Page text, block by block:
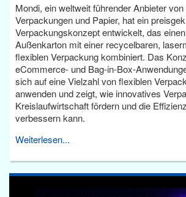
Mondi, ein weltweit führender Anbieter
Verpackungen und Papier, hat ein
Verpackungskonzept entwickelt, das
Außenkarton mit einer recycelbaren,
flexiblen Verpackung kombiniert. Das
eCommerce- und Bag-in-Box-
sich auf eine Vielzahl von flexiblen
anwenden und zeigt, wie innovatives
Kreislaufwirtschaft fördern und die
verbessern kann.
Weiterlesen...